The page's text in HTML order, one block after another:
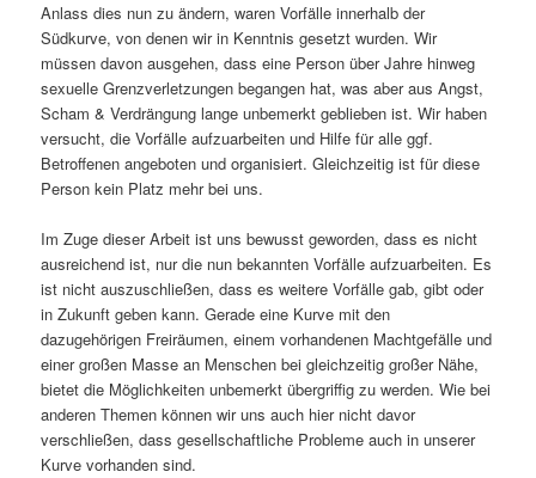
Anlass dies nun zu ändern, waren Vorfälle innerhalb der
Südkurve, von denen wir in Kenntnis gesetzt wurden. Wir
müssen davon ausgehen, dass eine Person über Jahre hinweg
sexuelle Grenzverletzungen begangen hat, was aber aus Angst,
Scham & Verdrängung lange unbemerkt geblieben ist. Wir haben
versucht, die Vorfälle aufzuarbeiten und Hilfe für alle ggf.
Betroffenen angeboten und organisiert. Gleichzeitig ist für diese
Person kein Platz mehr bei uns.
Im Zuge dieser Arbeit ist uns bewusst geworden, dass es nicht
ausreichend ist, nur die nun bekannten Vorfälle aufzuarbeiten. Es
ist nicht auszuschließen, dass es weitere Vorfälle gab, gibt oder
in Zukunft geben kann. Gerade eine Kurve mit den
dazugehörigen Freiräumen, einem vorhandenen Machtgefälle und
einer großen Masse an Menschen bei gleichzeitig großer Nähe,
bietet die Möglichkeiten unbemerkt übergriffig zu werden. Wie bei
anderen Themen können wir uns auch hier nicht davor
verschließen, dass gesellschaftliche Probleme auch in unserer
Kurve vorhanden sind.